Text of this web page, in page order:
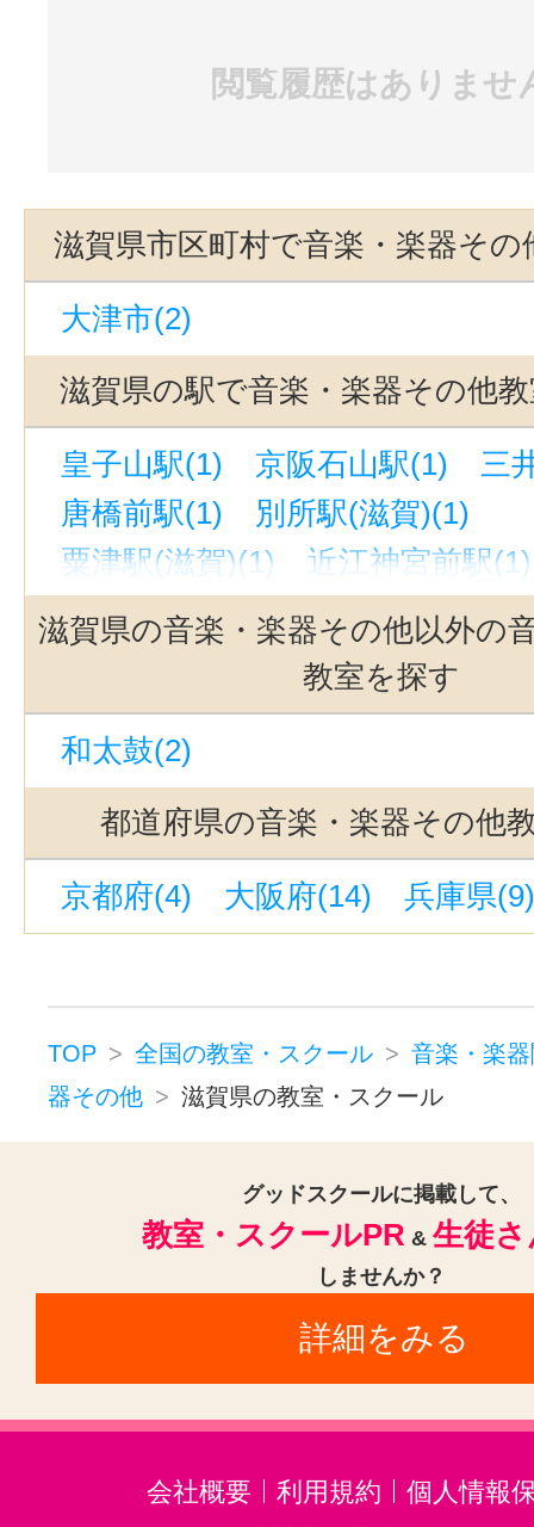
閲覧履歴はありませ
滋賀県市区町村で音楽・楽器その
大津市(2)
滋賀県の駅で音楽・楽器その他
皇子山駅(1) 京阪石山駅(1)
三
唐橋前駅(1)
別所駅(滋賀)(1)
粟津駅(滋賀)(1)
近江神宮前駅(1)
瓦ヶ浜駅(1)
大津京駅(1) 石山
滋賀県の音楽・楽器その他以外の
教室を探す
和太鼓(2)
都道府県の音楽・楽器その他
京都府(4) 大阪府(14) 兵庫県(9)
TOP 全国の教室・スクール
音楽・楽
器その他
滋賀県の教室・スクール
グッドスクールに掲載して、
教室・スクールPR & 生徒
しませんか？
詳細をみる
会社概要 利用規約
個人情報